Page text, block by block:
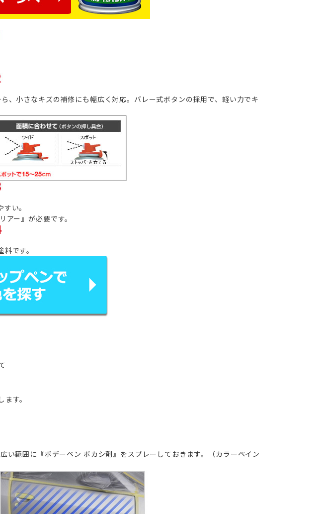
、小さなキズの補修にも幅広く対応。バレー式ボタンの採用で、軽い力でキ
い。
アー』が必要です。
です。
す。
い範囲に 『ボデーペン ボカシ剤』 をスプレーしておきます。（カラーペイン